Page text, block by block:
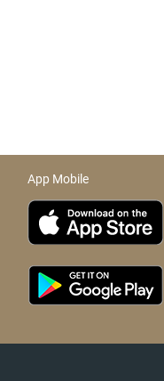
App Mobile